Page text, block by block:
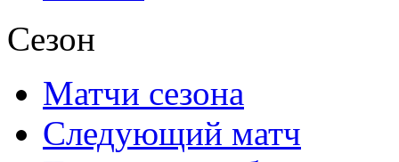
Сезон
Матчи сезона
Следующий матч